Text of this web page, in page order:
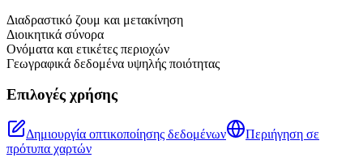
−
Διαδραστικό ζουμ και μετακίνηση
Διοικητικά σύνορα
Ονόματα και ετικέτες περιοχών
Γεωγραφικά δεδομένα υψηλής ποιότητας
Επιλογές χρήσης
Δημιουργία οπτικοποίησης δεδομένων
Περιήγηση σε
πρότυπα χαρτών